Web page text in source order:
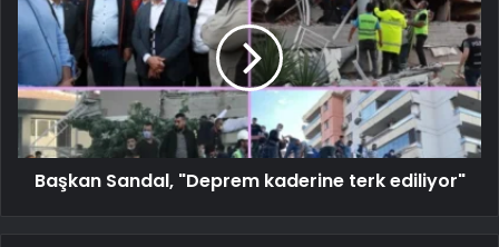
Başkan Sandal, "Deprem kaderine terk ediliyor"